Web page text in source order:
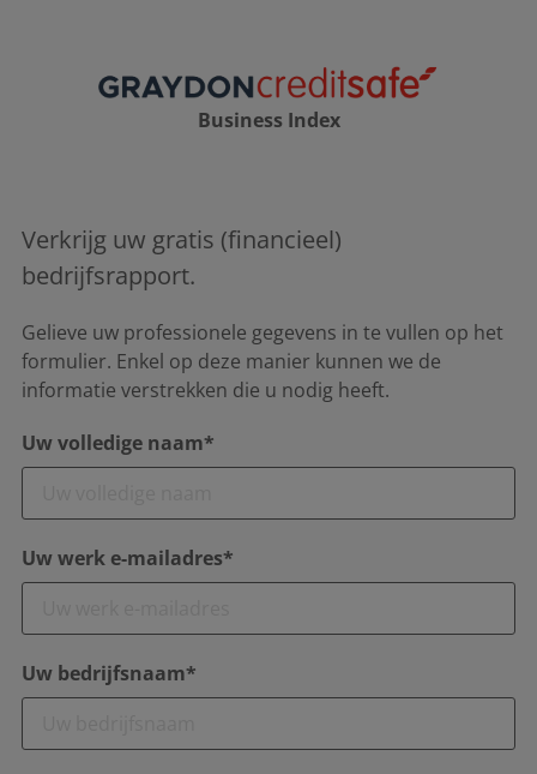
Business Index
Verkrijg uw gratis (financieel)
bedrijfsrapport.
Gelieve uw professionele gegevens in te vullen op het
formulier. Enkel op deze manier kunnen we de
informatie verstrekken die u nodig heeft.
Uw volledige naam*
Uw werk e-mailadres*
Uw bedrijfsnaam*